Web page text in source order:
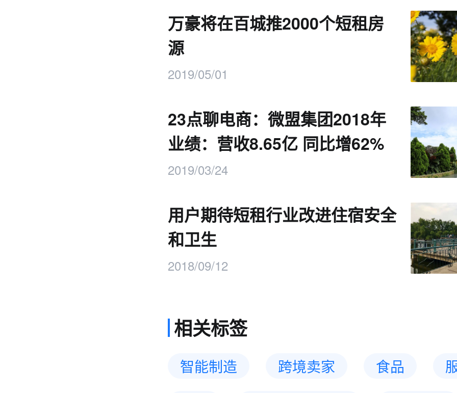
万豪将在百城推2000个短租房
源
2019/05/01
23点聊电商：微盟集团2018年
业绩：营收8.65亿 同比增62%
2019/03/24
用户期待短租行业改进住宿安全
和卫生
2018/09/12
相关标签
智能制造 跨境卖家 食品